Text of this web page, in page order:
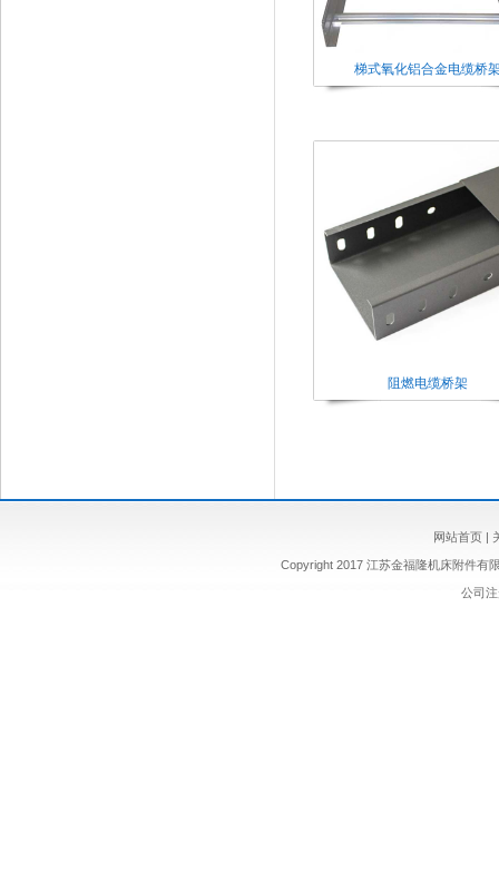
梯式氧化铝合金电缆桥
阻燃电缆桥架
网站首页|
Copyright 2017 江苏金福隆机床附件有
公司